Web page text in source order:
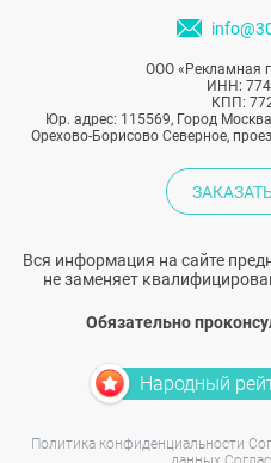
ООО «Рекламная
ИНН:
КПП:
Юр. адрес: 115569, Город
Орехово-Борисово Северное,
Вся информация на сайте
не заменяет
Обязательно
Народный
Политика конфиденциальности